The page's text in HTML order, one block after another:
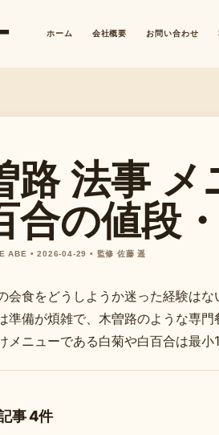
ホーム 会社概要 お問い合わせ
路 法事 メ
合の値段
ABE • 2026-04-29 • 監修 佐藤 遥
会食をどうしようか迷った経験はな
準備が煩雑で、木曽路のような専門
メニューである白菊や白百合は最小
事 4件